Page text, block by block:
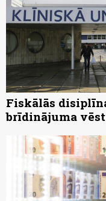
Fiskālās
brīdinājuma